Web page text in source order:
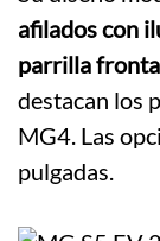
afilados con
parrilla
destacan los
MG4. Las
pulgadas.